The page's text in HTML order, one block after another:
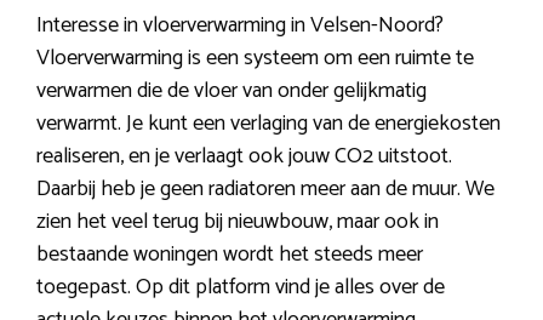
Interesse in vloerverwarming in Velsen-Noord?
Vloerverwarming is een systeem om een ruimte te
verwarmen die de vloer van onder gelijkmatig
verwarmt. Je kunt een verlaging van de energiekosten
realiseren, en je verlaagt ook jouw CO2 uitstoot.
Daarbij heb je geen radiatoren meer aan de muur. We
zien het veel terug bij nieuwbouw, maar ook in
bestaande woningen wordt het steeds meer
toegepast. Op dit platform vind je alles over de